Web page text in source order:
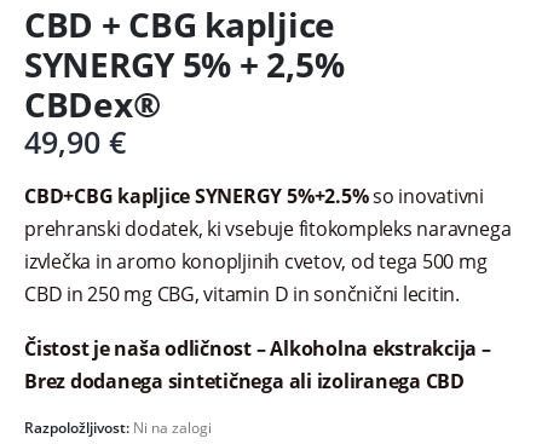
CBD + CBG kapljice
SYNERGY 5% + 2,5%
CBDex®
49,90 €
CBD+CBG kapljice SYNERGY 5%+2.5%so inovativni
prehranski dodatek, ki vsebuje fitokompleks naravnega
izvlečka in aromo konopljinih cvetov, od tega 500 mg
CBD in 250 mg CBG, vitamin D in sončnični lecitin.
Čistost je naša odličnost – Alkoholna ekstrakcija –
Brez dodanega sintetičnega ali izoliranega CBD
Razpoložljivost: Ni na zalogi